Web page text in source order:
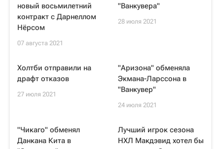
новый восьмилетний
контракт с Дарнеллом
Нёрсом
07 августа 2021
"Ванкувера"
28 июля 2021
Холтби отправили на
драфт отказов
27 июля 2021
"Аризона" обменяла
Экмана-Ларссона в
"Ванкувер"
24 июля 2021
"Чикаго" обменял
Данкана Кита в
Лучший игрок сезона
НХЛ Макдэвид хотел бы